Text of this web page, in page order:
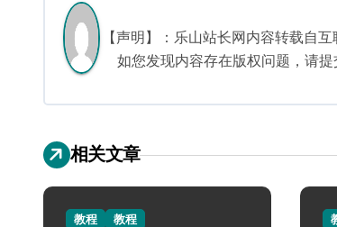
航
【声明】：乐山站长网内容转载自
如您发现内容存在版权问题，请
相关文章
教程 教程